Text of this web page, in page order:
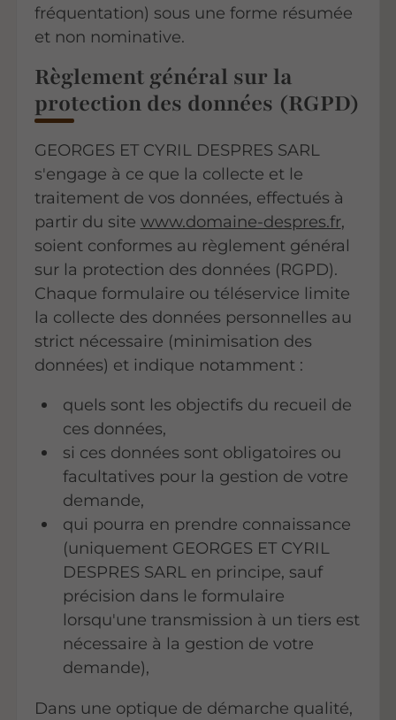
fréquentation) sous une forme résumée
et non nominative.
Règlement général sur la
protection des données (RGPD)
GEORGES ET CYRIL DESPRES SARL
s'engage à ce que la collecte et le
traitement de vos données, effectués à
partir du site www.domaine-despres.fr,
soient conformes au règlement général
sur la protection des données (RGPD).
Chaque formulaire ou téléservice limite
la collecte des données personnelles au
strict nécessaire (minimisation des
données) et indique notamment :
quels sont les objectifs du recueil de
ces données,
si ces données sont obligatoires ou
facultatives pour la gestion de votre
demande,
qui pourra en prendre connaissance
(uniquement GEORGES ET CYRIL
DESPRES SARL en principe, sauf
précision dans le formulaire
lorsqu'une transmission à un tiers est
nécessaire à la gestion de votre
demande),
Dans une optique de démarche qualité,